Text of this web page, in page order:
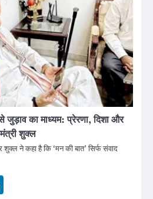
जुड़ाव का माध्यम: प्रेरणा, दिशा और
शुक्ल
शुक्ल ने कहा है कि ‘मन की बात’ सिर्फ संवाद